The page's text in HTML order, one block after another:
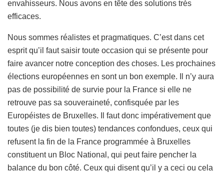
envahisseurs. Nous avons en tête des solutions très
efficaces.
Nous sommes réalistes et pragmatiques. C’est dans cet
esprit qu’il faut saisir toute occasion qui se présente pour
faire avancer notre conception des choses. Les prochaines
élections européennes en sont un bon exemple. Il n’y aura
pas de possibilité de survie pour la France si elle ne
retrouve pas sa souveraineté, confisquée par les
Européistes de Bruxelles. Il faut donc impérativement que
toutes (je dis bien toutes) tendances confondues, ceux qui
refusent la fin de la France programmée à Bruxelles
constituent un Bloc National, qui peut faire pencher la
balance du bon côté. Ceux qui disent qu’il y a ceci ou cela